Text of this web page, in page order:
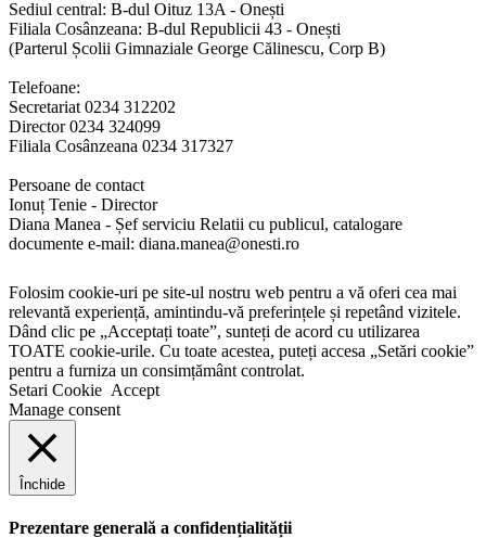
Sediul central: B-dul Oituz 13A - Onești
Filiala Cosânzeana: B-dul Republicii 43 - Onești
(Parterul Școlii Gimnaziale George Călinescu, Corp B)
Telefoane:
Secretariat 0234 312202
Director 0234 324099
Filiala Cosânzeana 0234 317327
Persoane de contact
Ionuț Tenie - Director
Diana Manea - Șef serviciu Relatii cu publicul, catalogare
documente e-mail: diana.manea@onesti.ro
Folosim cookie-uri pe site-ul nostru web pentru a vă oferi cea mai
relevantă experiență, amintindu-vă preferințele și repetând vizitele.
Dând clic pe „Acceptați toate”, sunteți de acord cu utilizarea
TOATE cookie-urile. Cu toate acestea, puteți accesa „Setări cookie”
pentru a furniza un consimțământ controlat.
Setari Cookie Accept
Manage consent
Închide
Prezentare generală a confidențialității